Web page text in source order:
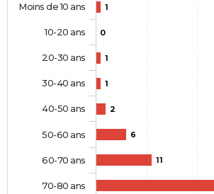
1
0
1
1
2
6
11
Moins de 10 ans
10-20 ans
20-30 ans
30-40 ans
40-50 ans
50-60 ans
60-70 ans
70-80 ans